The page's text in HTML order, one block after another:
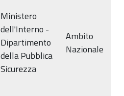
Ministero
dell'Interno -
Dipartimento
della Pubblica
Sicurezza
Ambito
Nazionale